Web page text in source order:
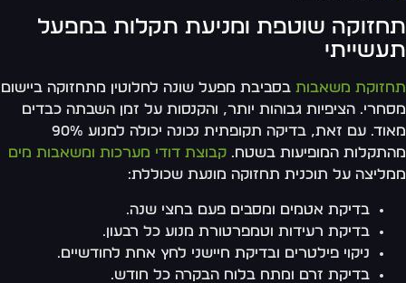
שוטפת ומניעת תקלות במפעל
משאבותבסביבת מפעל שונה לחלוטין מתחזוקה ביישום
הציפיות גבוהות יותר, והקנסות על זמן השבתה כבדים
מאוד. עם זאת, בדיקה תקופתית נכונה יכולה למנוע 90%
המופיעות בשטח.קבוצת דודי מערכות ומשאבות מים
על תוכנית תחזוקה מונעת שכוללת:
בדיקת אטמים ומסבים פעם בחצי שנה.
בדיקת רעידות וטמפרטורת מנוע כל רבעון.
ניקוי פילטרים ובדיקת חיישני לחץ אחת לחודשיים.
בדיקת זרם ומתח בלוח הבקרה כל חודש.